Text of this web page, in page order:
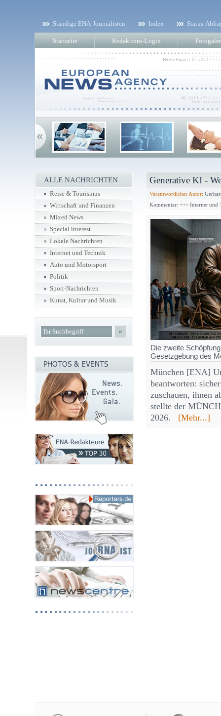
Ständige ENA-Journalisten Index Status-
Startseite Redaktions-Login
Generative KI -
Verantwortlicher Autor:
Kommentar: +++ Internet und
Die zweite
Gesetzgebung des
München [ENA]
beantworten:
zuschauen, ihnen
stellte der
2026. [Mehr...]
ALLE NACHRICHTEN
Reise & Tourismus
Wirtschaft und Finanzen
Mixed News
Special interest
Lokale Nachrichten
Internet und Technik
Auto und Motorsport
Politik
Sport-Nachrichten
Kunst, Kultur und Musik
»